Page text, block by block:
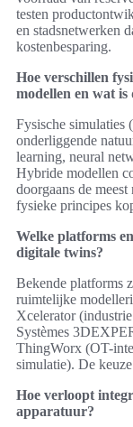
testen
en stadsnetwerken
kostenbesparing.
Hoe verschillen
modellen en wat is
Fysische simulaties
onderliggende
learning, neural
Hybride modellen
doorgaans de
fysieke principes
Welke platforms
digitale twins?
Bekende platforms
ruimtelijke
Xcelerator
Systèmes
ThingWorx (OT-
simulatie). De
Hoe verloopt
apparatuur?